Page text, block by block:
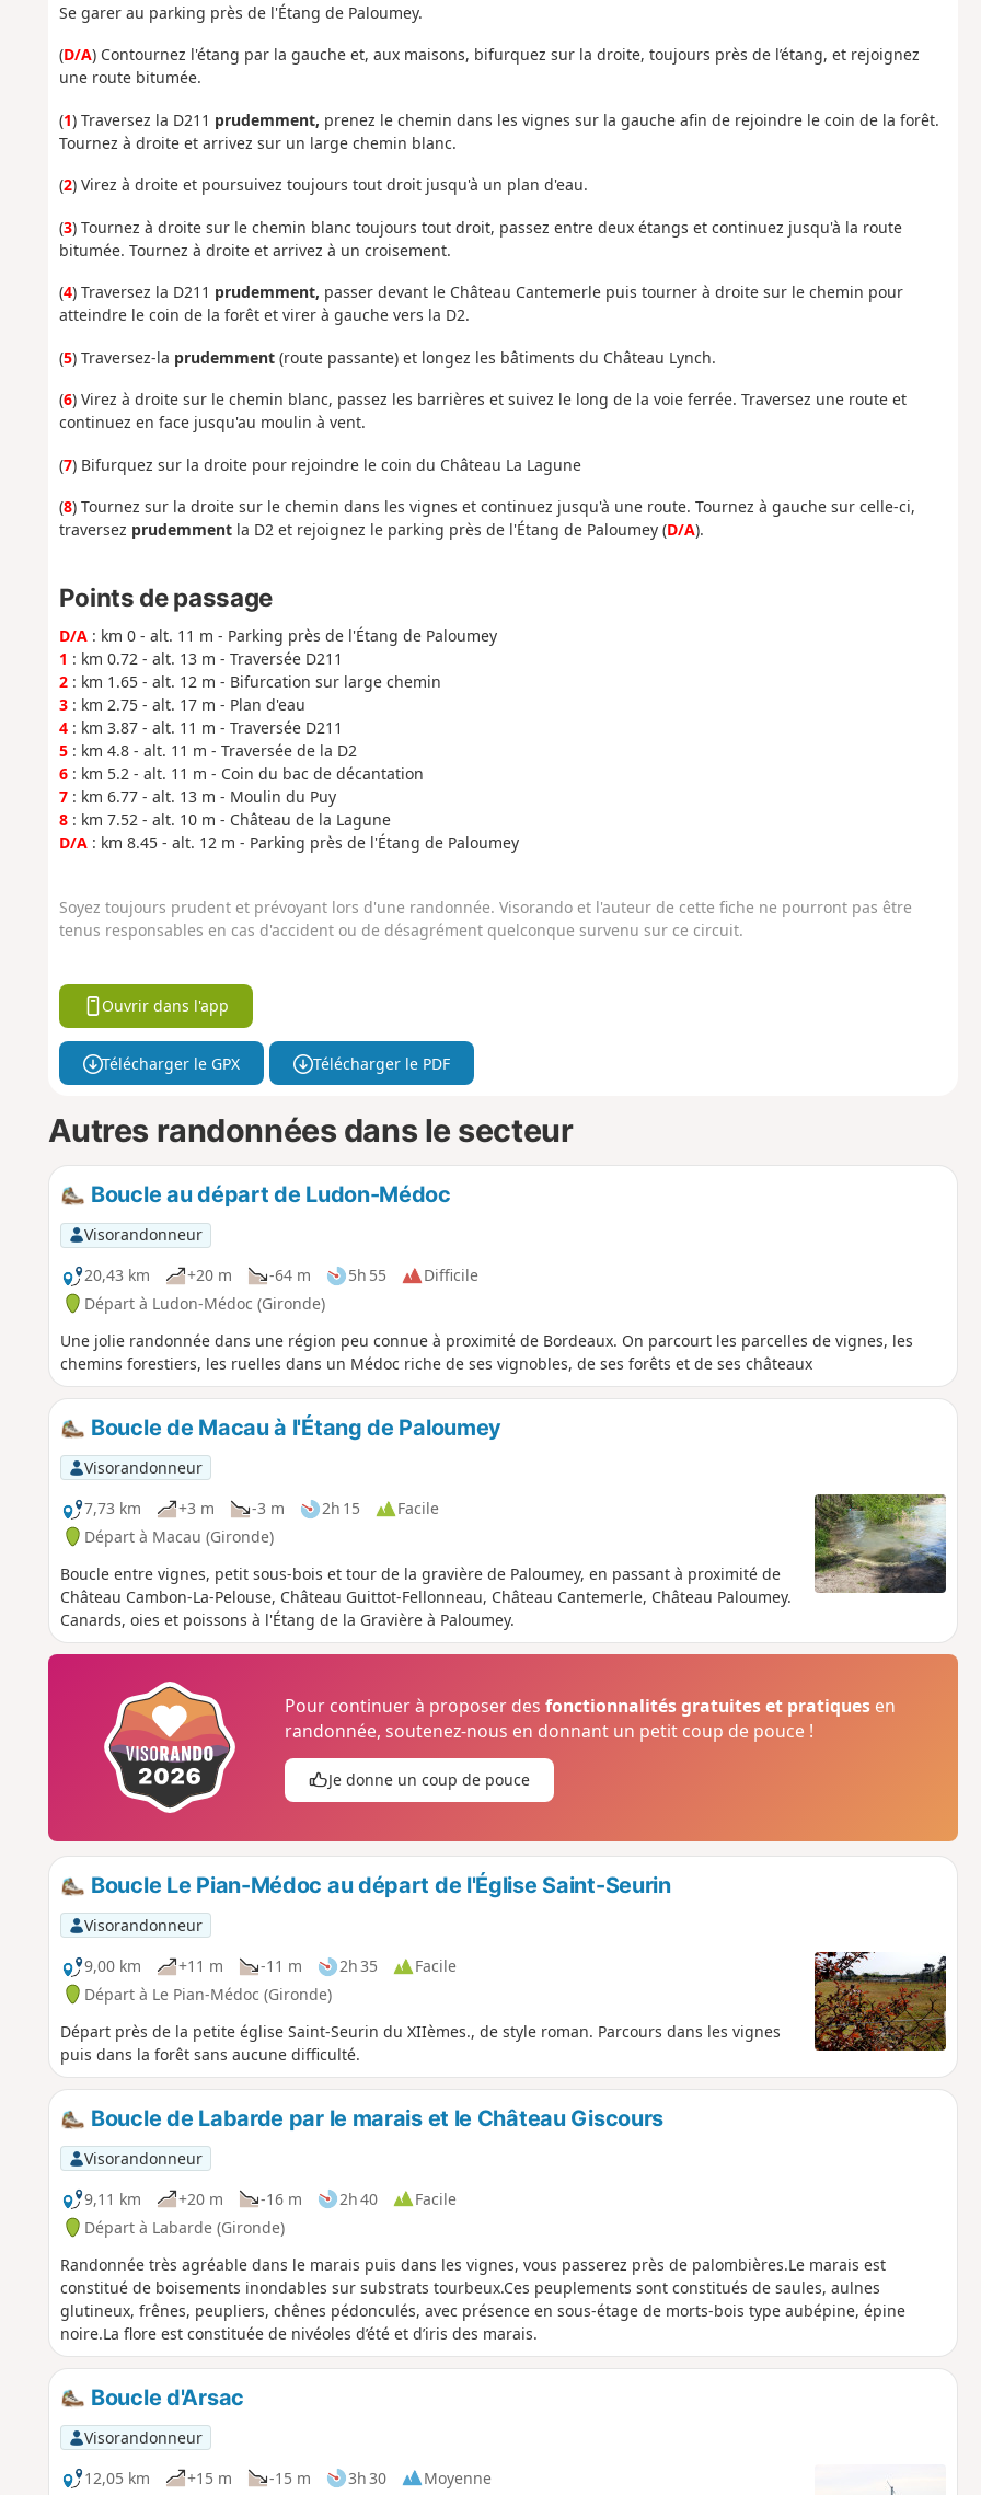
Se garer au parking près de l'Étang de Paloumey.
(D/A) Contournez l'étang par la gauche et, aux maisons, bifurquez sur la droite, toujours près de l’étang, et rejoignez
une route bitumée.
(1) Traversez la D211 prudemment, prenez le chemin dans les vignes sur la gauche afin de rejoindre le coin de la forêt.
Tournez à droite et arrivez sur un large chemin blanc.
(2) Virez à droite et poursuivez toujours tout droit jusqu'à un plan d'eau.
(3) Tournez à droite sur le chemin blanc toujours tout droit, passez entre deux étangs et continuez jusqu'à la route
bitumée. Tournez à droite et arrivez à un croisement.
(4) Traversez la D211 prudemment, passer devant le Château Cantemerle puis tourner à droite sur le chemin pour
atteindre le coin de la forêt et virer à gauche vers la D2.
(5) Traversez-la prudemment(route passante) et longez les bâtiments du Château Lynch.
(6) Virez à droite sur le chemin blanc, passez les barrières et suivez le long de la voie ferrée. Traversez une route et
continuez en face jusqu'au moulin à vent.
(7) Bifurquez sur la droite pour rejoindre le coin du Château La Lagune
(8) Tournez sur la droite sur le chemin dans les vignes et continuez jusqu'à une route. Tournez à gauche sur celle-ci,
traversez prudemmentla D2 et rejoignez le parking près de l'Étang de Paloumey (D/A).
Points de passage
D/A: km 0 - alt. 11 m - Parking près de l'Étang de Paloumey
1 : km 0.72 - alt. 13 m - Traversée D211
2: km 1.65 - alt. 12 m - Bifurcation sur large chemin
3: km 2.75 - alt. 17 m - Plan d'eau
4: km 3.87 - alt. 11 m - Traversée D211
5: km 4.8 - alt. 11 m - Traversée de la D2
6: km 5.2 - alt. 11 m - Coin du bac de décantation
7: km 6.77 - alt. 13 m - Moulin du Puy
8: km 7.52 - alt. 10 m - Château de la Lagune
D/A: km 8.45 - alt. 12 m - Parking près de l'Étang de Paloumey
Soyez toujours prudent et prévoyant lors d'une randonnée. Visorando et l'auteur de cette fiche ne pourront pas être
tenus responsables en cas d'accident ou de désagrément quelconque survenu sur ce circuit.
Ouvrir dans l'app
Télécharger le GPX Télécharger le PDF
Autres randonnées dans le secteur
Boucle au départ de Ludon-Médoc
Visorandonneur
20,43 km
+20 m -64 m 5h 55
Difficile
Départ à Ludon-Médoc (Gironde)
Une jolie randonnée dans une région peu connue à proximité de Bordeaux. On parcourt les parcelles de vignes, les
chemins forestiers, les ruelles dans un Médoc riche de ses vignobles, de ses forêts et de ses châteaux
Boucle de Macau à l'Étang de Paloumey
Visorandonneur
7,73 km
+3 m -3 m 2h 15
Facile
Départ à Macau (Gironde)
Boucle entre vignes, petit sous-bois et tour de la gravière de Paloumey, en passant à proximité de
Château Cambon-La-Pelouse, Château Guittot-Fellonneau, Château Cantemerle, Château Paloumey.
Canards, oies et poissons à l'Étang de la Gravière à Paloumey.
Pour continuer à proposer desfonctionnalités gratuites et pratiques en
randonnée, soutenez-nous en donnant un petit coup de pouce !
Je donne un coup de pouce
Boucle Le Pian-Médoc au départ de l'Église Saint-Seurin
Visorandonneur
9,00 km
+11 m -11 m 2h 35
Facile
Départ à Le Pian-Médoc (Gironde)
Départ près de la petite église Saint-Seurin du XIIèmes., de style roman. Parcours dans les vignes
puis dans la forêt sans aucune difficulté.
Boucle de Labarde par le marais et le Château Giscours
Visorandonneur
9,11 km
+20 m -16 m 2h 40
Facile
Départ à Labarde (Gironde)
Randonnée très agréable dans le marais puis dans les vignes, vous passerez près de palombières.Le marais est
constitué de boisements inondables sur substrats tourbeux.Ces peuplements sont constitués de saules, aulnes
glutineux, frênes, peupliers, chênes pédonculés, avec présence en sous-étage de morts-bois type aubépine, épine
noire.La flore est constituée de nivéoles d’été et d’iris des marais.
Boucle d'Arsac
Visorandonneur
12,05 km
+15 m -15 m 3h 30 Moyenne